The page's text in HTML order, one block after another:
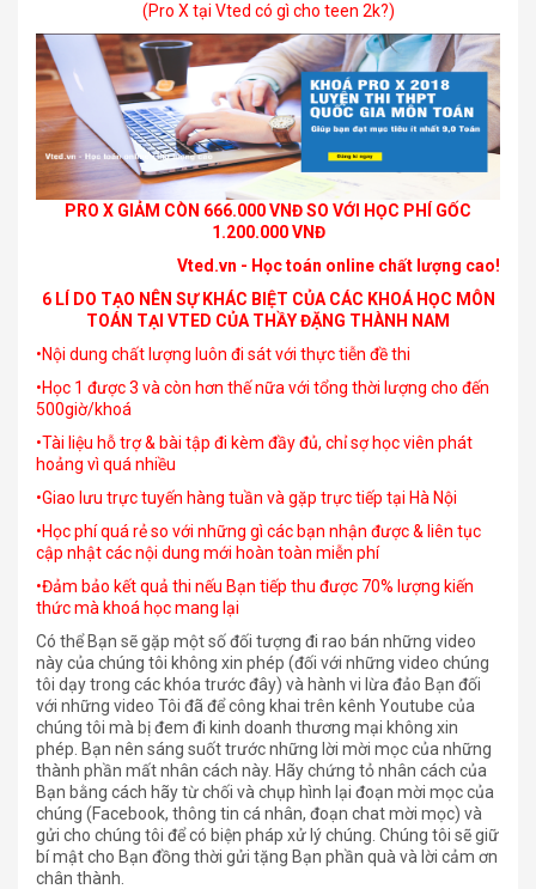
(Pro X tại Vted có gì cho teen 2k?)
PRO X GIẢM CÒN 666.000 VNĐ SO VỚI HỌC PHÍ GỐC
1.200.000 VNĐ
Vted.vn - Học toán online chất lượng cao!
6 LÍ DO TẠO NÊN SỰ KHÁC BIỆT CỦA CÁC KHOÁ HỌC MÔN
TOÁN TẠI VTED CỦA THẦY ĐẶNG THÀNH NAM
•Nội dung chất lượng luôn đi sát với thực tiễn đề thi
•Học 1 được 3 và còn hơn thế nữa với tổng thời lượng cho đến
500giờ/khoá
•Tài liệu hỗ trợ & bài tập đi kèm đầy đủ, chỉ sợ học viên phát
hoảng vì quá nhiều
•Giao lưu trực tuyến hàng tuần và gặp trực tiếp tại Hà Nội
•Học phí quá rẻ so với những gì các bạn nhận được & liên tục
cập nhật các nội dung mới hoàn toàn miễn phí
•Đảm bảo kết quả thi nếu Bạn tiếp thu được 70% lượng kiến
thức mà khoá học mang lại
Có thể Bạn sẽ gặp một số đối tượng đi rao bán những video
này của chúng tôi không xin phép (đối với những video chúng
tôi dạy trong các khóa trước đây) và hành vi lừa đảo Bạn đối
với những video Tôi đã để công khai trên kênh Youtube của
chúng tôi mà bị đem đi kinh doanh thương mại không xin
phép. Bạn nên sáng suốt trước những lời mời mọc của những
thành phần mất nhân cách này. Hãy chứng tỏ nhân cách của
Bạn bằng cách hãy từ chối và chụp hình lại đoạn mời mọc của
chúng (Facebook, thông tin cá nhân, đoạn chat mời mọc) và
gửi cho chúng tôi để có biện pháp xử lý chúng. Chúng tôi sẽ giữ
bí mật cho Bạn đồng thời gửi tặng Bạn phần quà và lời cảm ơn
chân thành.